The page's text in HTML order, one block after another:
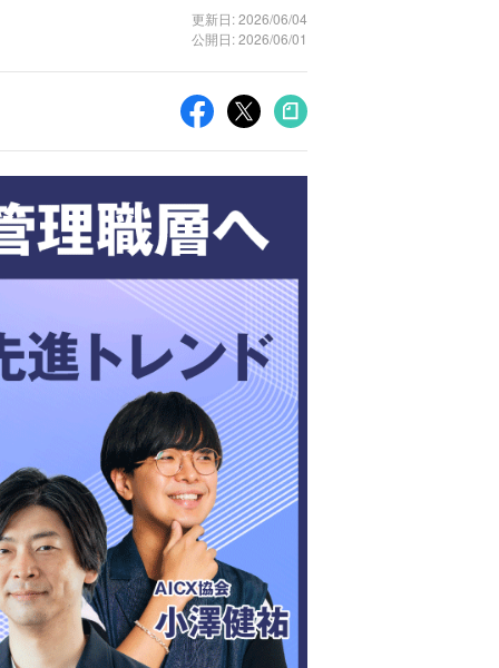
更新日: 2026/06/04
公開日: 2026/06/01